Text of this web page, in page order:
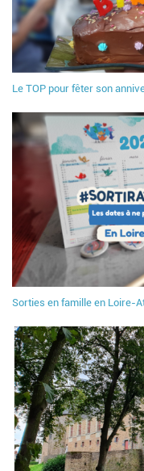
Le TOP pour fêter son
Sorties en famille en Loire-